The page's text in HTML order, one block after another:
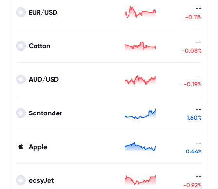
EUR/USD --
-0.11%
Cotton --
-0.08%
AUD/USD --
-0.19%
Santander --
1.60%
Apple --
0.64%
easyJet --
-0.92%